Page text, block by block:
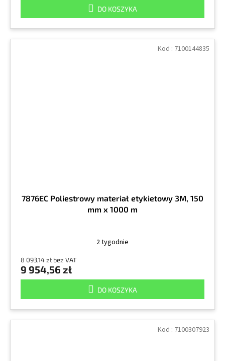
DO KOSZYKA
7876EC Poliestrowy materiał etykietowy 3M, 150
mm x 1000 m
2 tygodnie
8 093,14 zł bez VAT
9 954,56 zł
DO KOSZYKA
Kod : 7100144835
Kod : 7100307923